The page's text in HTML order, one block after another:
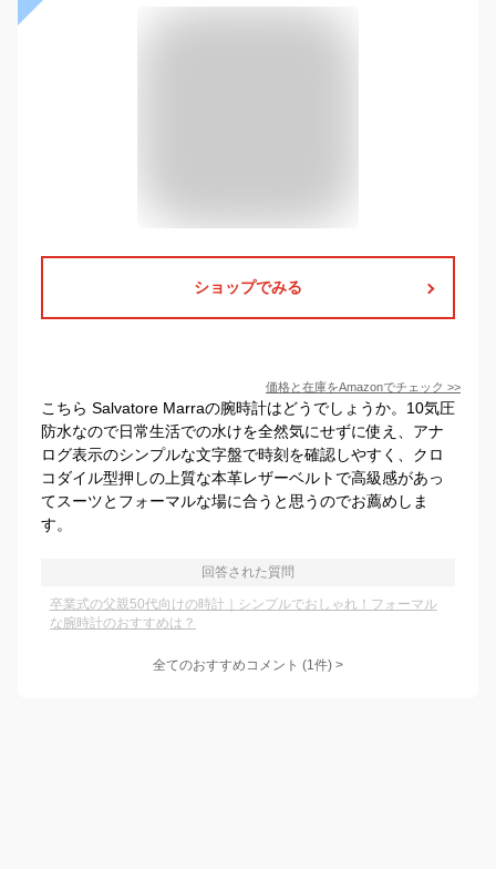
ショップでみる
価格と在庫をAmazonでチェック >>
こちら Salvatore Marraの腕時計はどうでしょうか。10気圧
防水なので日常生活での水けを全然気にせずに使え、アナ
ログ表示のシンプルな文字盤で時刻を確認しやすく、クロ
コダイル型押しの上質な本革レザーベルトで高級感があっ
てスーツとフォーマルな場に合うと思うのでお薦めしま
す。
回答された質問
卒業式の父親50代向けの時計｜シンプルでおしゃれ！フォーマル
な腕時計のおすすめは？
全てのおすすめコメント (1件) >